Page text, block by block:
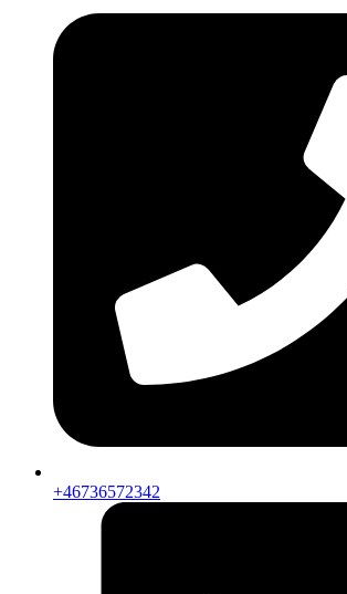
+46736572342